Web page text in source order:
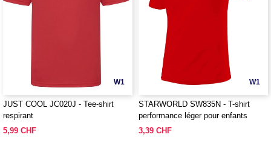
W1
JUST COOL JC020J - Tee-shirt
respirant
5,99 CHF
W1
STARWORLD SW835N - T-shirt
performance léger pour enfants
3,39 CHF